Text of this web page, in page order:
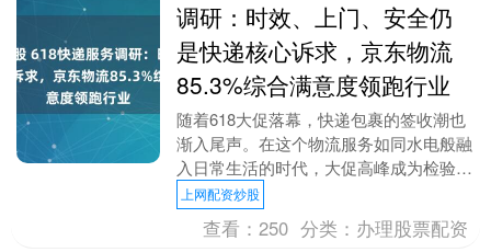
调研：时效、上门、安全仍
是快递核心诉求，京东物流
85.3%综合满意度领跑行业
随着618大促落幕，快递包裹的签收潮也
渐入尾声。在这个物流服务如同水电般融
入日常生活的时代，大促高峰成为检验快
递企业服务能力的试金石。日前，一项关
于物流体验的问....
上网配资炒股
查看：250 分类： 办理股票配资